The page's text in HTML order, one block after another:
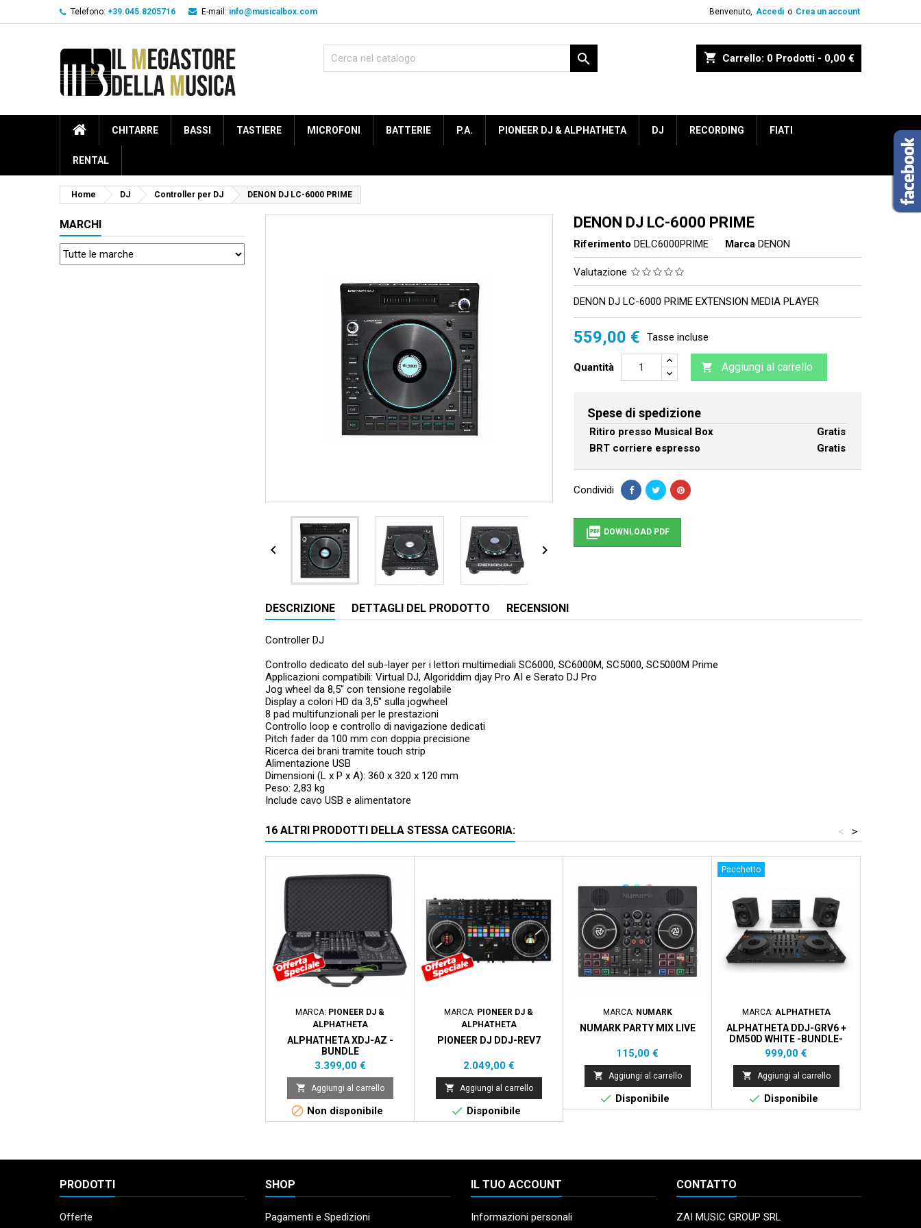
Telefono: +39.045.8205716 E-mail: info@musicalbox.com Benvenuto, Accedi o Crea un account
shopping_cart Carrello: 0 Prodotti - 0,00 €

CHITARRE BASSI TASTIERE MICROFONI BATTERIE P.A. PIONEER DJ & ALPHATHETA DJ RECORDING FIATI
RENTAL
Home DJ Controller per DJ DENON DJ LC-6000 PRIME
MARCHI
 
DENON DJ LC-6000 PRIME
Riferimento DELC6000PRIME Marca DENON
Valutazione
DENON DJ LC-6000 PRIME EXTENSION MEDIA PLAYER
559,00 € Tasse incluse
Quantità  Aggiungi al carrello
Spese di spedizione
Ritiro presso Musical Box
Gratis
BRT corriere espresso
Gratis
Condividi
 DOWNLOAD PDF
DESCRIZIONE DETTAGLI DEL PRODOTTO RECENSIONI
Controller DJ
Controllo dedicato del sub-layer per i lettori multimediali SC6000, SC6000M, SC5000, SC5000M Prime
Applicazioni compatibili: Virtual DJ, Algoriddim djay Pro AI e Serato DJ Pro
Jog wheel da 8,5" con tensione regolabile
Display a colori HD da 3,5" sulla jogwheel
8 pad multifunzionali per le prestazioni
Controllo loop e controllo di navigazione dedicati
Pitch fader da 100 mm con doppia precisione
Ricerca dei brani tramite touch strip
Alimentazione USB
Dimensioni (L x P x A): 360 x 320 x 120 mm
Peso: 2,83 kg
Include cavo USB e alimentatore
16 ALTRI PRODOTTI DELLA STESSA CATEGORIA: >
<
MARCA: PIONEER DJ &
ALPHATHETA
ALPHATHETA XDJ-AZ -
BUNDLE
Prezzo
3.399,00 €
 Aggiungi al carrello
 Non disponibile
MARCA: PIONEER DJ &
ALPHATHETA
PIONEER DJ DDJ-REV7
Prezzo
2.049,00 €
 Aggiungi al carrello
 Disponibile
MARCA: NUMARK
NUMARK PARTY MIX LIVE
Prezzo
115,00 €
 Aggiungi al carrello
 Disponibile
Pacchetto
MARCA: ALPHATHETA
ALPHATHETA DDJ-GRV6 +
DM50D WHITE -BUNDLE-
Prezzo
999,00 €
 Aggiungi al carrello
 Disponibile
PRODOTTI
Offerte
SHOP
Pagamenti e Spedizioni
IL TUO ACCOUNT
Informazioni personali
CONTATTO
ZAI MUSIC GROUP SRL